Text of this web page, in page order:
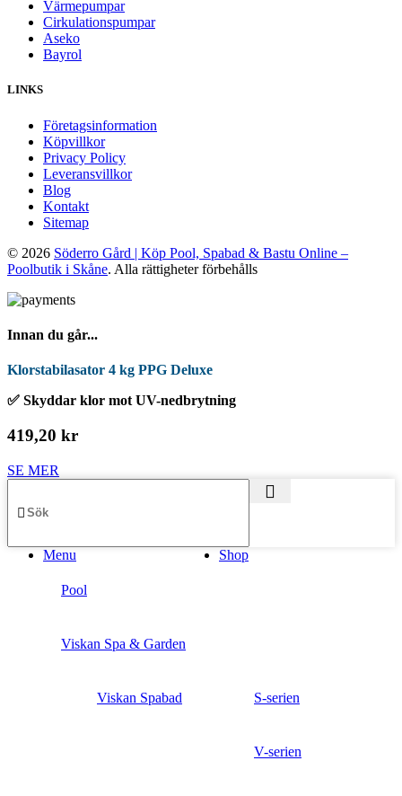
Värmepumpar
Cirkulationspumpar
Aseko
Bayrol
LINKS
Företagsinformation
Köpvillkor
Privacy Policy
Leveransvillkor
Blog
Kontakt
Sitemap
© 2026 Söderro Gård | Köp Pool, Spabad & Bastu Online –
Poolbutik i Skåne. Alla rättigheter förbehålls
Innan du går...
Klorstabilasator 4 kg PPG Deluxe
✅ Skyddar klor mot UV-nedbrytning
419,20 kr
SE MER
Menu Shop
Pool
Viskan Spa & Garden
Viskan Spabad S-serien
V-serien